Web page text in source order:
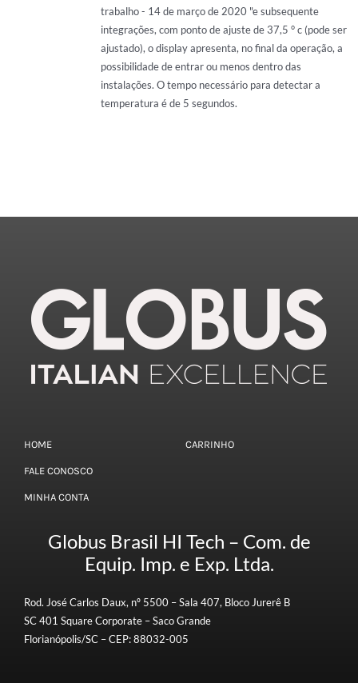
trabalho - 14 de março de 2020 "e subsequente
integrações, com ponto de ajuste de 37,5 ° c (pode ser
ajustado), o display apresenta, no final da operação, a
possibilidade de entrar ou menos dentro das
instalações. O tempo necessário para detectar a
temperatura é de 5 segundos.
HOME
FALE CONOSCO
MINHA CONTA
CARRINHO
Globus Brasil HI Tech – Com. de
Equip. Imp. e Exp. Ltda.
Rod. José Carlos Daux, nº 5500 – Sala 407, Bloco Jurerê B
SC 401 Square Corporate – Saco Grande
Florianópolis/SC – CEP: 88032-005